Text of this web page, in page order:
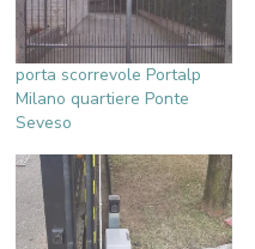
porta scorrevole Portalp
Milano quartiere Ponte
Seveso